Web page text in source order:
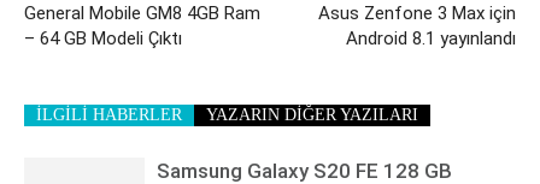
General Mobile GM8 4GB Ram
– 64 GB Modeli Çıktı
Asus Zenfone 3 Max için
Android 8.1 yayınlandı
İLGİLİ HABERLER YAZARIN DİĞER YAZILARI
Samsung Galaxy S20 FE 128 GB